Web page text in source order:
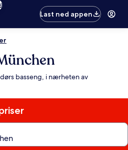
Last ned appen
basseng, i nærheten av